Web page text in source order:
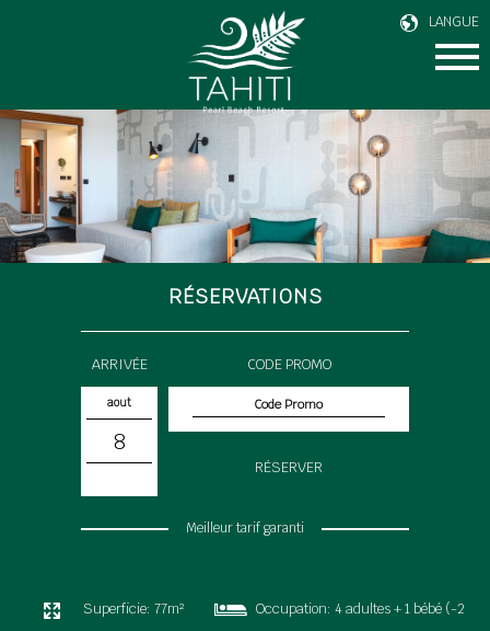
LANGUE
RÉSERVATIONS
ARRIVÉE
aout
8
CODE PROMO
RÉSERVER
Meilleur tarif garanti
Superficie: 77m² Occupation: 4 adultes + 1 bébé (-2